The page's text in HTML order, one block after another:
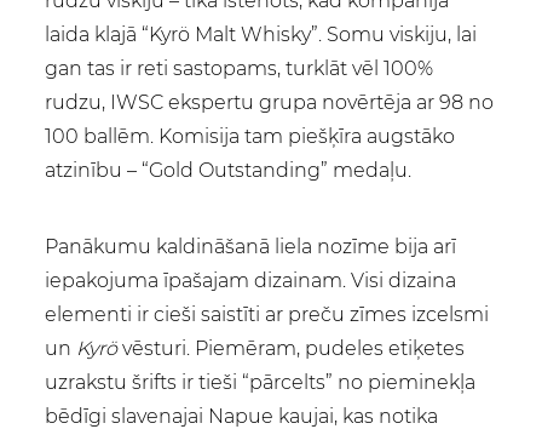
laida klajā “Kyrö Malt Whisky”. Somu viskiju, lai
gan tas ir reti sastopams, turklāt vēl 100%
rudzu, IWSC ekspertu grupa novērtēja ar 98 no
100 ballēm. Komisija tam piešķīra augstāko
atzinību – “Gold Outstanding” medaļu.
Panākumu kaldināšanā liela nozīme bija arī
iepakojuma īpašajam dizainam. Visi dizaina
elementi ir cieši saistīti ar preču zīmes izcelsmi
un Kyrövēsturi. Piemēram, pudeles etiķetes
uzrakstu šrifts ir tieši “pārcelts” no pieminekļa
bēdīgi slavenajai Napue kaujai, kas notika